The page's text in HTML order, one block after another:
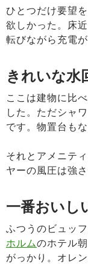
ひとつだけ要望
欲しかった。床
転びながら充電
きれいな水
ここは建物に比
した。 ただシャ
です。 物置台も
それとアメニテ
ヤーの風圧は強
一番おい
ふつうのビュッ
ホルムのホテル
がっかり。オレ